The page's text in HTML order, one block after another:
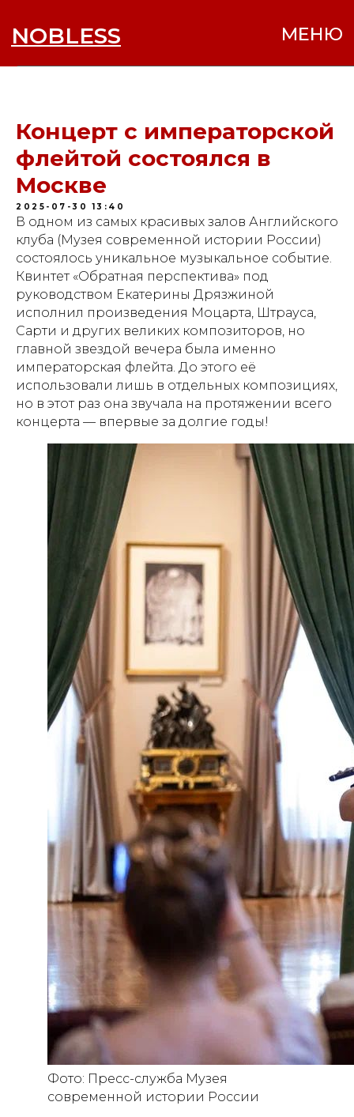
NOBLESS
Концерт с императорской
флейтой состоялся в
Москве
2025-07-30 13:40
В одном из самых красивых залов Английского
клуба (Музея современной истории России)
состоялось уникальное музыкальное событие.
Квинтет «Обратная перспектива» под
руководством Екатерины Дрязжиной
исполнил произведения Моцарта, Штрауса,
Сарти и других великих композиторов, но
главной звездой вечера была именно
императорская флейта. До этого её
использовали лишь в отдельных композициях,
но в этот раз она звучала на протяжении всего
концерта — впервые за долгие годы!
Фото: Пресс-служба Музея
современной истории России